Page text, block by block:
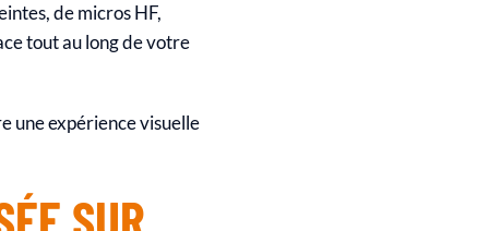
de micros HF,
tout au long de votre
une expérience visuelle